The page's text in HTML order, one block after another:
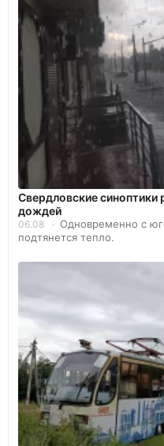
Свердловские синоптики
дождей
06.08
Одновременно с
подтянется тепло.